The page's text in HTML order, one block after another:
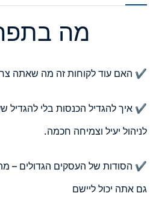
מה
✔️ האם עוד לקוחות זה מה שאתה
✔️ איך להגדיל הכנסות בלי להגדיל
לניהול יעיל וצמיחה חכמה.
✔️ הסודות של העסקים הגדולים –
גם אתה יכול ליישם